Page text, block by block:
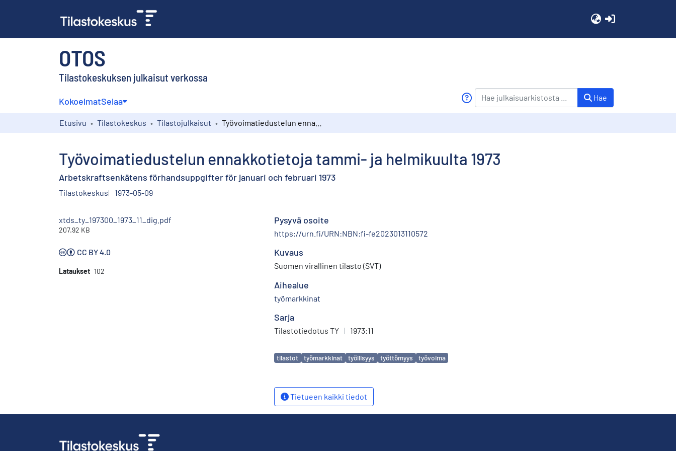
OTOS
Tilastokeskuksen julkaisut verkossa
KokoelmatSelaa Hae
Etusivu Tilastokeskus Tilastojulkaisut
Työvoimatiedustelun ennakkotietoja tammi- ja helmikuulta 1973
Arbetskraftsenkätens förhandsuppgifter för januari och februari 1973
Tilastokeskus 1973-05-09
xtds_ty_197300_1973_11_dig.pdf
207.92 KB
CC BY 4.0
Lataukset 102
Pysyvä osoite
https://urn.fi/URN:NBN:fi-fe2023013110572
Kuvaus
Suomen virallinen tilasto (SVT)
Aihealue
työmarkkinat
Sarja
Tilastotiedotus TY | 1973:11
Avainsanat
tilastot työmarkkinat työllisyys työttömyys työvoima
Tietueen kaikki tiedot